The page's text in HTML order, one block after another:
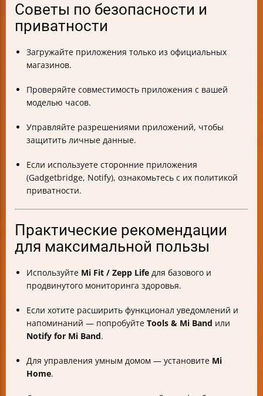
Советы по безопасности и
приватности
Загружайте приложения только из официальных
магазинов.
Проверяйте совместимость приложения с вашей
моделью часов.
Управляйте разрешениями приложений, чтобы
защитить личные данные.
Если используете сторонние приложения
(Gadgetbridge, Notify), ознакомьтесь с их политикой
приватности.
Практические рекомендации
для максимальной пользы
Используйте Mi Fit / Zepp Life для базового и
продвинутого мониторинга здоровья.
Если хотите расширить функционал уведомлений и
напоминаний — попробуйте Tools & Mi Band или
Notify for Mi Band.
Для управления умным домом — установите Mi
Home.